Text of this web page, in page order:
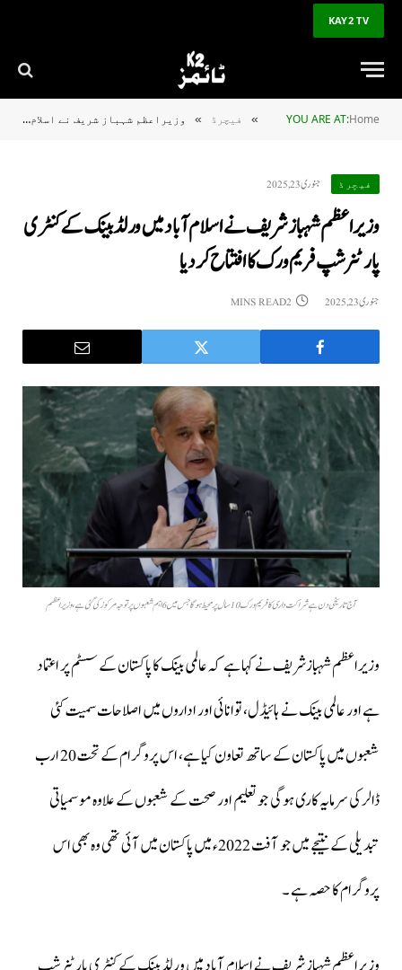
KAY2 TV
YOU ARE AT:Home
» فیچرڈ » وزیراعظم شہباز شریف نے اسلام آباد میں ورلڈ بینک کے کنٹری پارٹنرشپ فریم ورک کا افتتاح کردیا
فیچرڈ جنوری 23, 2025
وزیراعظم شہباز شریف نے اسلام آباد میں ورلڈ بینک کے کنٹری
پارٹنرشپ فریم ورک کا افتتاح کردیا
جنوری 23, 2025 2 MINS READ
آج تاریخی دن ہے شراکت داری کا فریم ورک 10 سال پر محیط ہوگا جس میں 6 اہم شعبوں پر توجہ مرکوز کی گئی ہے، وزیراعظم
وزیراعظم شہبازشریف نے کہا ہے کہ عالمی بینک کا پاکستان کے سسٹم پر اعتماد
ہے اور عالمی بینک نے ہائیڈل، توانائی اور اداروں میں اصلاحات سمیت کئی
شعبوں میں پاکستان کے ساتھ تعاون کیا ہے، اس پروگرام کے تحت 20 ارب
ڈالر کی سرمایہ کاری ہوگی جو تعلیم اور صحت کے شعبوں کے علاوہ موسمیاتی
تبدیلی کے نتیجے میں جو آفت 2022ء میں پاکستان میں آئی تھی وہ بھی اس
پروگرام کا حصہ ہے ۔